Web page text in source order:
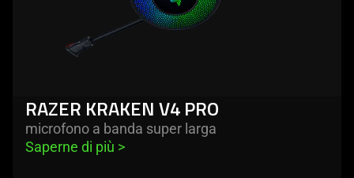
RAZER KRAKEN V4 PRO
microfono a banda super larga
Saperne di più >